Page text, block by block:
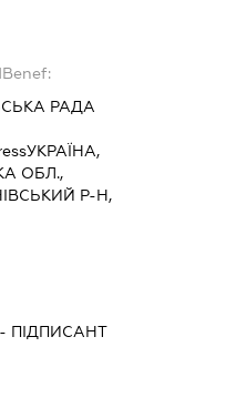
РАДА
УКРАЇНА,
ОБЛ.,
Р-Н,
- ПІДПИСАНТ